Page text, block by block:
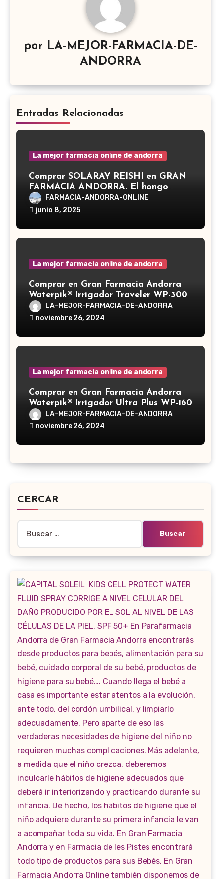
por LA-MEJOR-FARMACIA-DE-
ANDORRA
Entradas Relacionadas
La mejor farmacia online de andorra
Comprar SOLARAY REISHI en GRAN
FARMACIA ANDORRA. El hongo
Reishi, cuyo nombre científico es
Ganoderma lucidum, es un hongo
en la medicina tradicional asiática
FARMACIA-ANDORRA-ONLINE
junio 8, 2025
La mejor farmacia online de andorra
Comprar en Gran Farmacia Andorra
Waterpik® Irrigador Traveler WP-300
LA-MEJOR-FARMACIA-DE-ANDORRA
noviembre 26, 2024
La mejor farmacia online de andorra
Comprar en Gran Farmacia Andorra
Waterpik® Irrigador Ultra Plus WP-160
LA-MEJOR-FARMACIA-DE-ANDORRA
noviembre 26, 2024
CERCAR